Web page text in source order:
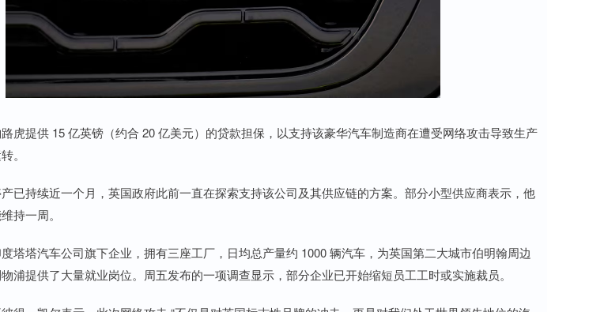
提供 15 亿英镑（约合 20 亿美元）的贷款担保，以支持该豪华汽车制造商在遭受网络攻击导致生产
。
持续近一个月，英国政府此前一直在探索支持该公司及其供应链的方案。部分小型供应商表示，他
持一周。
塔汽车公司旗下企业，拥有三座工厂，日均总产量约 1000 辆汽车，为英国第二大城市伯明翰周边
浦提供了大量就业岗位。周五发布的一项调查显示，部分企业已开始缩短员工工时或实施裁员。